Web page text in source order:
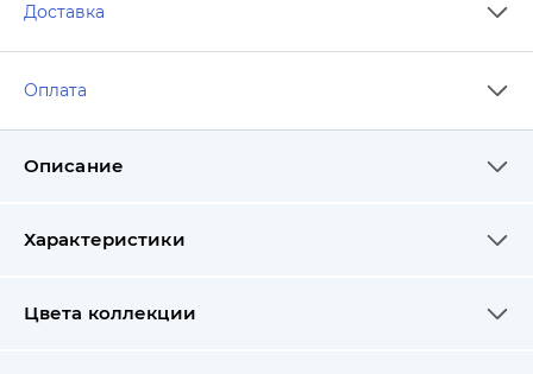
Доставка
Оплата
Описание
Характеристики
Цвета коллекции